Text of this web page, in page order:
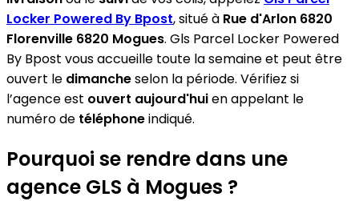
Locker Powered By Bpost, situé à Rue d'Arlon 6820
Florenville 6820 Mogues. Gls Parcel Locker Powered
By Bpost vous accueille toute la semaine et peut être
ouvert le dimancheselon la période. Vérifiez si
l’agence est ouvert aujourd'huien appelant le
numéro de téléphoneindiqué.
Pourquoi se rendre dans une
agence GLS à Mogues ?